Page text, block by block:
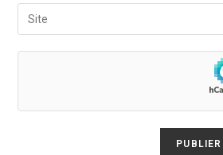
comment
email
address
Saisir
l’URL
de
(facultatif)